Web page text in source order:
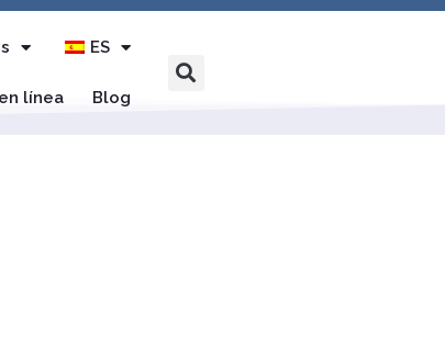
ES
línea Blog